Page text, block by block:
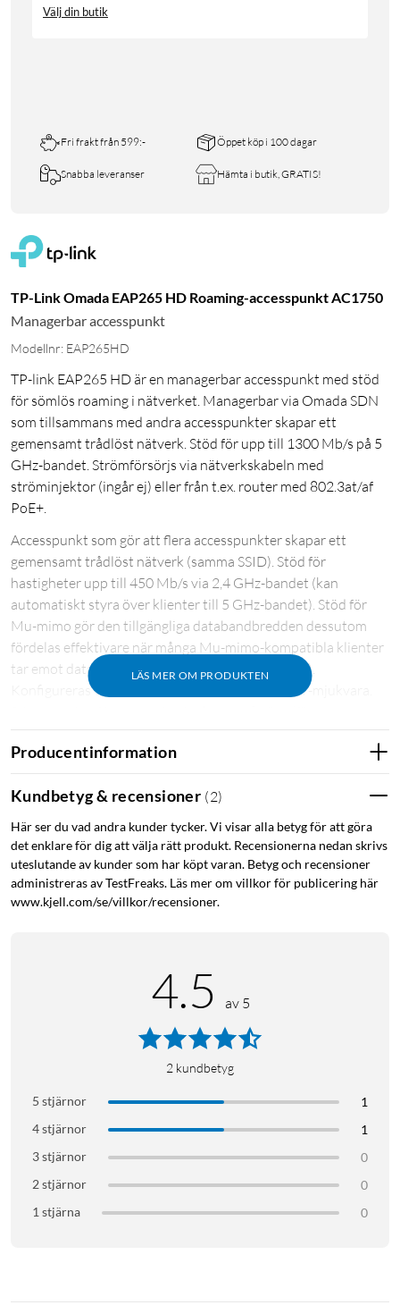
Välj din butik
Fri frakt från 599:- Öppet köp i 100 dagar
Snabba leveranser Hämta i butik, GRATIS!
TP-Link Omada EAP265 HD Roaming-accesspunkt AC1750
Managerbar accesspunkt
Modellnr: EAP265HD
TP-link EAP265 HD är en managerbar accesspunkt med stöd
för sömlös roaming i nätverket. Managerbar via Omada SDN
som tillsammans med andra accesspunkter skapar ett
gemensamt trådlöst nätverk. Stöd för upp till 1300 Mb/s på 5
GHz-bandet. Strömförsörjs via nätverkskabeln med
ströminjektor (ingår ej) eller från t.ex. router med 802.3at/af
PoE+.
LÄS MER OM PRODUKTEN
Accesspunkt som gör att flera accesspunkter skapar ett
gemensamt trådlöst nätverk (samma SSID). Stöd för
hastigheter upp till 450 Mb/s via 2,4 GHz-bandet (kan
automatiskt styra över klienter till 5 GHz-bandet). Stöd för
Mu-mimo gör den tillgängliga databandbredden dessutom
fördelas effektivare när många Mu-mimo-kompatibla klienter
tar emot data samtidigt. Anslutning: 1 Gb/s (UTP).
Konfigureras via TP-links kostnadsfria kontroller-mjukvara.
medföljer). Mått: 205x181x37 mm.
Producentinformation
Kundbetyg & recensioner (2)
Här ser du vad andra kunder tycker. Vi visar alla betyg för att göra
det enklare för dig att välja rätt produkt. Recensionerna nedan skrivs
uteslutande av kunder som har köpt varan. Betyg och recensioner
administreras av TestFreaks. Läs mer om villkor för publicering här
www.kjell.com/se/villkor/recensioner.
4.5 av 5
2 kundbetyg
5 stjärnor
1
4 stjärnor
1
3 stjärnor
0
2 stjärnor
0
1 stjärna
0